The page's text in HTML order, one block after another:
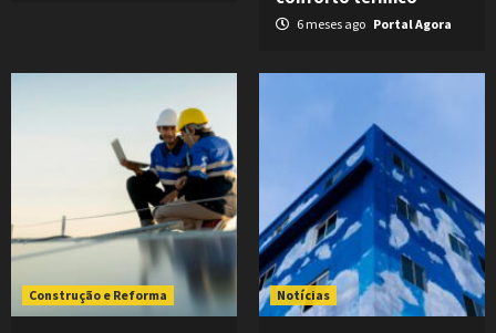
6 meses ago Portal Agora
Construção e Reforma Notícias